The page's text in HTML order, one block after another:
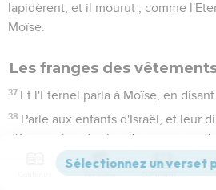
lapidèrent, et il mourut ; comme
Moïse.
Les franges des
37 Et l'Eternel parla à Moïse, en disant
38 Parle aux enfants d'Israël, et leur
d'âge en âge des bandes aux pans
qu'ils mettent sur les bandes des
un cordon de couleur de pourpre.
Versions Commentaires